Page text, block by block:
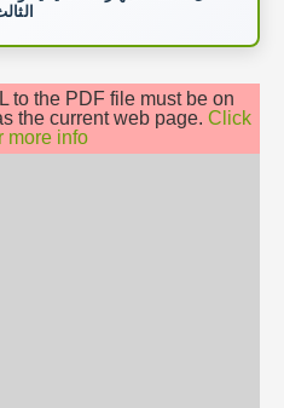
to the PDF file must be on
the current web page. Click
more info